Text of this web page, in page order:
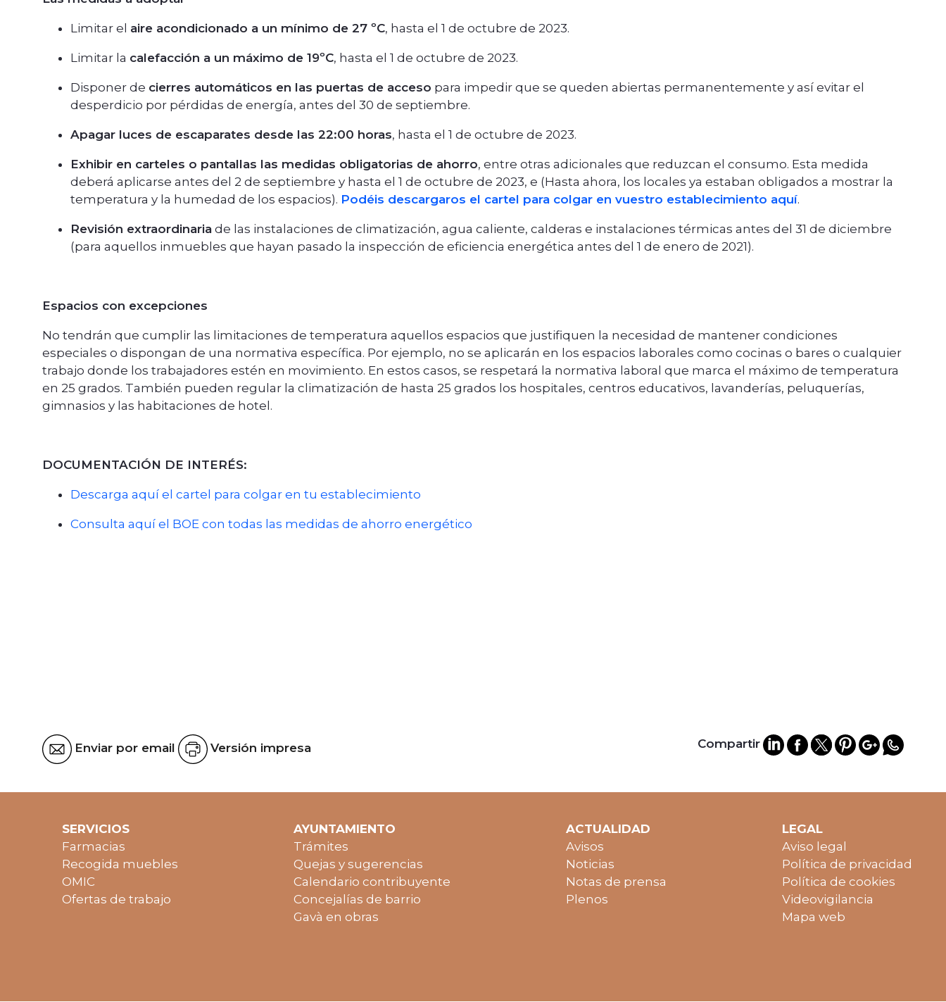
Limitar el aire acondicionado a un mínimo de 27 ºC, hasta el 1 de octubre de 2023.
Limitar la calefacción a un máximo de 19ºC, hasta el 1 de octubre de 2023.
Disponer de cierres automáticos en las puertas de acceso para impedir que se queden abiertas permanentemente y así evitar el
desperdicio por pérdidas de energía, antes del 30 de septiembre.
Apagar luces de escaparates desde las 22:00 horas, hasta el 1 de octubre de 2023.
Exhibir en carteles o pantallas las medidas obligatorias de ahorro, entre otras adicionales que reduzcan el consumo. Esta medida
deberá aplicarse antes del 2 de septiembre y hasta el 1 de octubre de 2023, e (Hasta ahora, los locales ya estaban obligados a mostrar la
temperatura y la humedad de los espacios). Podéis descargaros el cartel para colgar en vuestro establecimiento aquí.
Revisión extraordinaria de las instalaciones de climatización, agua caliente, calderas e instalaciones térmicas antes del 31 de diciembre
(para aquellos inmuebles que hayan pasado la inspección de eficiencia energética antes del 1 de enero de 2021).
Espacios con excepciones
No tendrán que cumplir las limitaciones de temperatura aquellos espacios que justifiquen la necesidad de mantener condiciones
especiales o dispongan de una normativa específica. Por ejemplo, no se aplicarán en los espacios laborales como cocinas o bares o cualquier
trabajo donde los trabajadores estén en movimiento. En estos casos, se respetará la normativa laboral que marca el máximo de temperatura
en 25 grados. También pueden regular la climatización de hasta 25 grados los hospitales, centros educativos, lavanderías, peluquerías,
gimnasios y las habitaciones de hotel.
DOCUMENTACIÓN DE INTERÉS:
Descarga aquí el cartel para colgar en tu establecimiento
Consulta aquí el BOE con todas las medidas de ahorro energético
Enviar por email Versión impresa Compartir
SERVICIOS
Farmacias
Recogida muebles
OMIC
Ofertas de trabajo
AYUNTAMIENTO
Trámites
Quejas y sugerencias
Calendario contribuyente
Concejalías de barrio
Gavà en obras
ACTUALIDAD
Avisos
Noticias
Notas de prensa
Plenos
LEGAL
Aviso legal
Política de privacidad
Política de cookies
Videovigilancia
Mapa web